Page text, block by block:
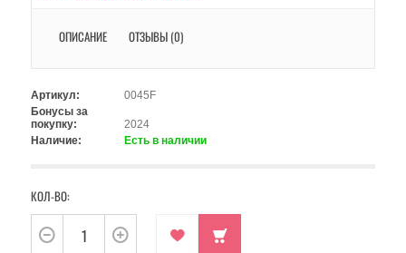
ОПИСАНИЕ ОТЗЫВЫ (0)
Артикул:
0045F
Бонусы за
покупку:
2024
Наличие:
Есть в наличии
КОЛ-ВО: